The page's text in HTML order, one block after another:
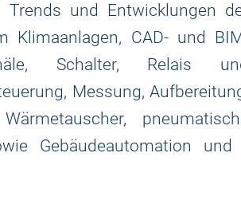
und Entwicklungen
Klimaanlagen, CAD- und
Schalter, Relais
Messung,
Gebäudeautomation